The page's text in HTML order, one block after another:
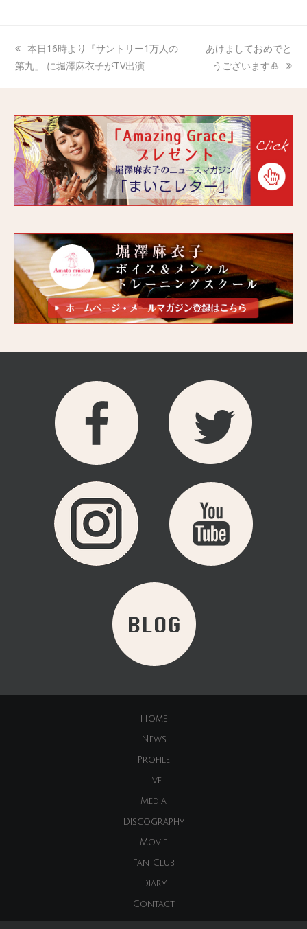
本日16時より『サントリー1万人の
第九」 に堀澤麻衣子がTV出演
あけましておめでと
うございます🎍
Home
News
Profile
Live
Media
Discography
Movie
Fan Club
Diary
Contact